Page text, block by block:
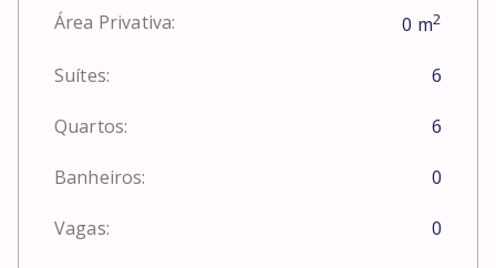
Área Privativa: 0 m2
Suítes: 6
Quartos: 6
Banheiros: 0
Vagas: 0